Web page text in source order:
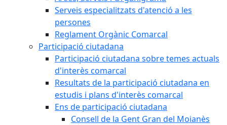
Serveis especialitzats d'atenció a les
persones
Reglament Orgànic Comarcal
Participació ciutadana
Participació ciutadana sobre temes actuals
d'interès comarcal
Resultats de la participació ciutadana en
estudis i plans d'interès comarcal
Ens de participació ciutadana
Consell de la Gent Gran del Moianès